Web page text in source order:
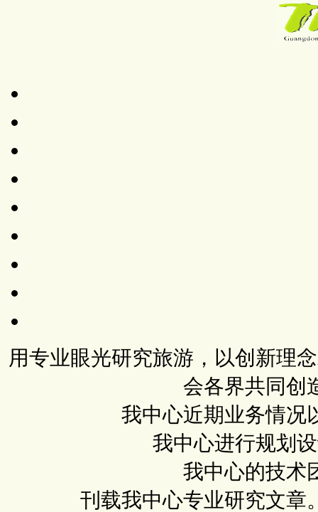
用专业眼光研究旅游，以创新理
会各界共同创
我中心近期业务情况
我中心进行规划
我中心的技术
刊载我中心专业研究文章